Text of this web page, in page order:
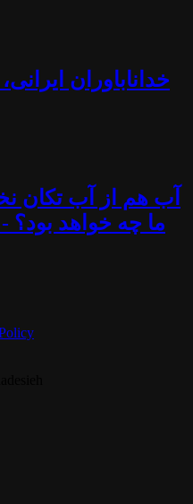
خداناباوران
آب هم از آب تکان
ما چه خواهد بود؟